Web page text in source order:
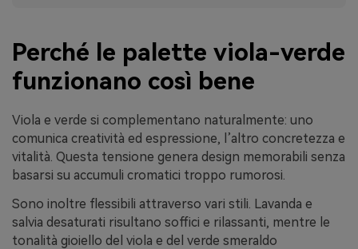
Perché le palette viola-verde
funzionano così bene
Viola e verde si complementano naturalmente: uno
comunica creatività ed espressione, l’altro concretezza e
vitalità. Questa tensione genera design memorabili senza
basarsi su accumuli cromatici troppo rumorosi.
Sono inoltre flessibili attraverso vari stili. Lavanda e
salvia desaturati risultano soffici e rilassanti, mentre le
tonalità gioiello del viola e del verde smeraldo